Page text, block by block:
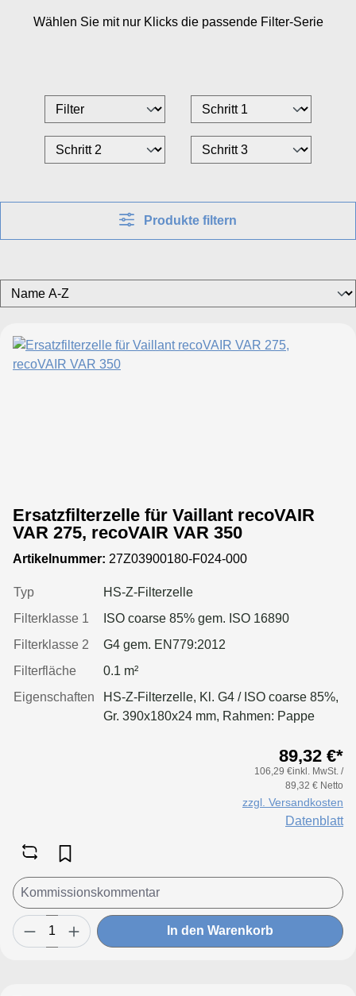
Wählen Sie mit nur Klicks die passende Filter-Serie
Produkte filtern
Ersatzfilterzelle für Vaillant recoVAIR
VAR 275, recoVAIR VAR 350
Artikelnummer: 27Z03900180-F024-000
Typ
HS-Z-Filterzelle
Filterklasse 1
ISO coarse 85% gem. ISO 16890
Filterklasse 2
G4 gem. EN779:2012
Filterfläche
0.1 m²
Eigenschaften
HS-Z-Filterzelle, Kl. G4 / ISO coarse 85%,
Gr. 390x180x24 mm, Rahmen: Pappe
89,32 €*
106,29 €inkl. MwSt. /
89,32 € Netto
zzgl. Versandkosten
Datenblatt
In den Warenkorb